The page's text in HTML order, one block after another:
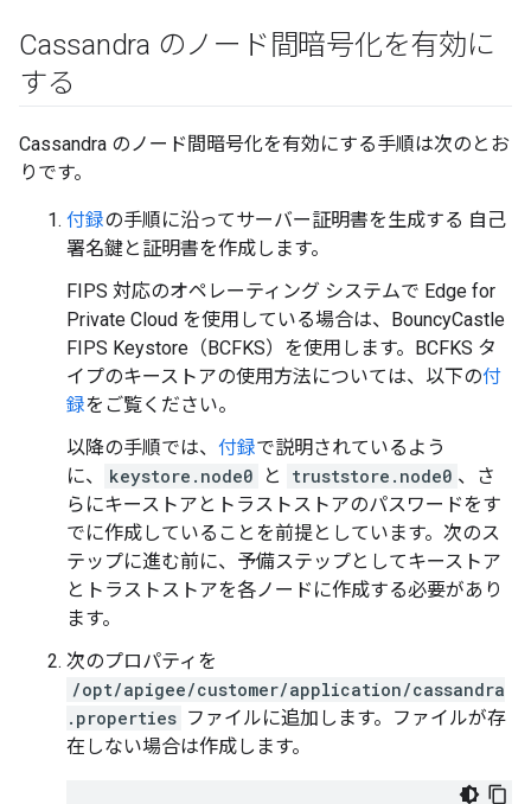
Cassandra のノード間暗号化を有効に
する
Cassandra のノード間暗号化を有効にする手順は次のとお
りです。
付録の手順に沿ってサーバー証明書を生成する 自己
署名鍵と証明書を作成します。
FIPS 対応のオペレーティング システムで Edge for
Private Cloud を使用している場合は、BouncyCastle
FIPS Keystore（BCFKS）を使用します。BCFKS タ
イプのキーストアの使用方法については、以下の付
録をご覧ください。
以降の手順では、 付録で説明されているよう
に、
keystore.node0 と truststore.node0 、さ
らにキーストアとトラストストアのパスワードをす
でに作成していることを前提としています。次のス
テップに進む前に、予備ステップとしてキーストア
とトラストストアを各ノードに作成する必要があり
ます。
次のプロパティを
/opt/apigee/customer/application/cassandra
.properties ファイルに追加します。ファイルが存
在しない場合は作成します。